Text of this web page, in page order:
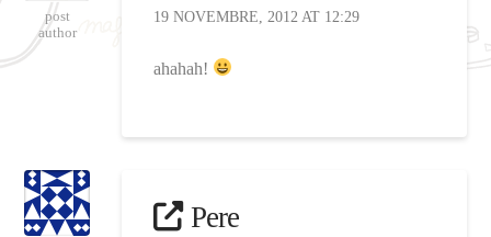
post
author
19 NOVEMBRE, 2012 AT 12:29
ahahah!
Pere